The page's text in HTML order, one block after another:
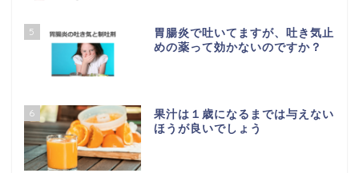
5
胃腸炎で吐いてますが、吐き気止
めの薬って効かないのですか？
6
果汁は１歳になるまでは与えない
ほうが良いでしょう